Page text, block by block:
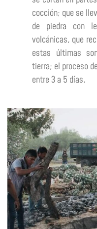
cocción; que se
de piedra con
volcánicas, que
estas últimas
tierra; el proceso
entre 3 a 5 días.